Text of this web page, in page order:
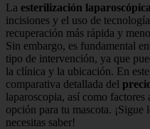
La esterilización laparoscópica
incisiones y el uso de
recuperación más rápida y
Sin embargo, es fundamental
tipo de intervención, ya que
la clínica y la ubicación. En
comparativa detallada del
laparoscopia, así como
opción para tu mascota.
necesitas saber!